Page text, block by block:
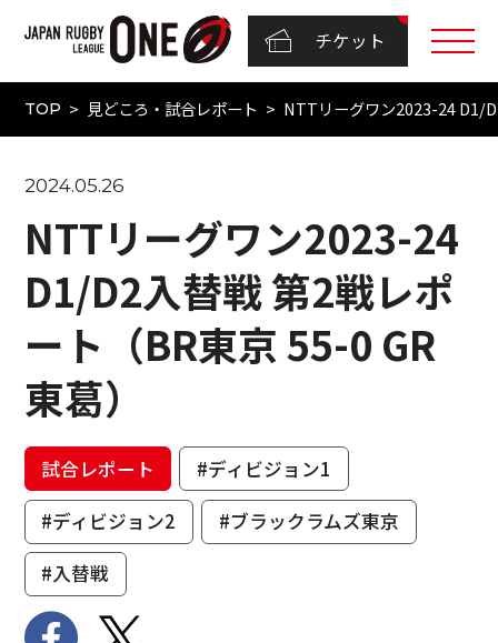
チケット
TOP 見どころ・試合レポート NTTリーグワン2023-24 D1/
2024.05.26
NTTリーグワン2023-24
D1/D2入替戦 第2戦レポ
ート（BR東京 55-0 GR
東葛）
試合レポート
#ディビジョン1
#ディビジョン2
#ブラックラムズ東京
#入替戦